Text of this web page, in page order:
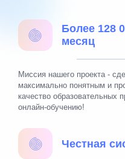
Более 128
месяц
Миссия нашего проекта -
максимально понятным и
качество образовательных
онлайн-обучению!
Честная